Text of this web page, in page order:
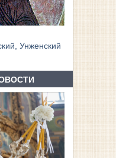
Унженский